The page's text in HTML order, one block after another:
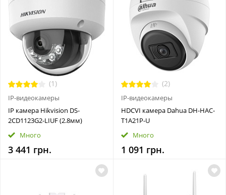
(1)
IP-видеокамеры
IP камера Hikvision DS-
2CD1123G2-LIUF (2.8мм)
Много
3 441 грн.
(2)
IP-видеокамеры
HDCVI камера Dahua DH-HAC-
T1A21P-U
Много
1 091 грн.